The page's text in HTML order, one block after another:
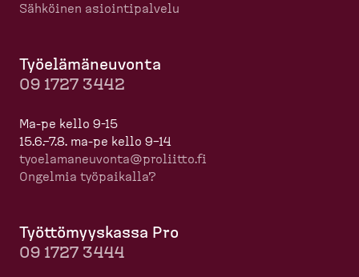
Sähköinen asioin­ti­palvelu
Työelä­mä­neuvonta
09 1727 3442
Ma-pe kello 9-15
15.6.–7.8. ma-pe kello 9–14
tyoela­ma­neuvonta@proliitto.fi
Ongelmia työpaikalla?
Työttö­myyskassa Pro
09 1727 3444